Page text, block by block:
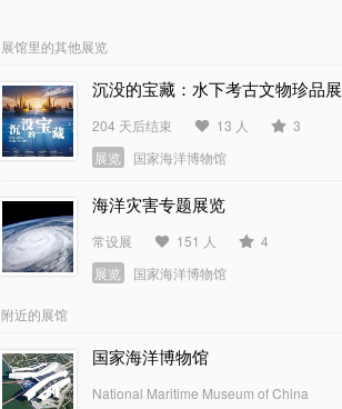
展馆里的其他展览
沉没的宝藏：水下考古文物珍品展
204 天后结束 13 人
3
展览
国家海洋博物馆
海洋灾害专题展览
常设展 151 人
4
展览
国家海洋博物馆
附近的展馆
国家海洋博物馆
National Maritime Museum of China